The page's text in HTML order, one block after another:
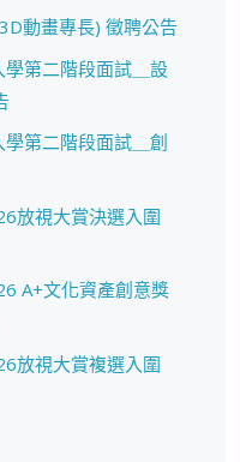
動畫專長) 徵聘公告
第二階段面試＿設
第二階段面試＿創
放視大賞決選入圍
A+文化資產創意獎
放視大賞複選入圍